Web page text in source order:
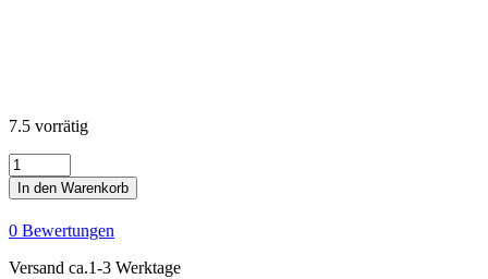
7.5 vorrätig
KONA
Cotton
Solids
-
Melon
Menge
In den Warenkorb
0 Bewertungen
Versand ca.1-3 Werktage